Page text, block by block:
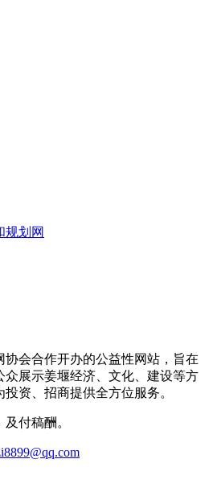
规划网
会合作开办的公益性网站，旨在
众展示姜堰经济、文化、建设等方
资、招商提供全方位服务。
付稿酬。